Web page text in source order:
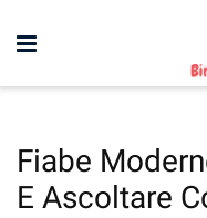
Fiabe
E Ascoltare